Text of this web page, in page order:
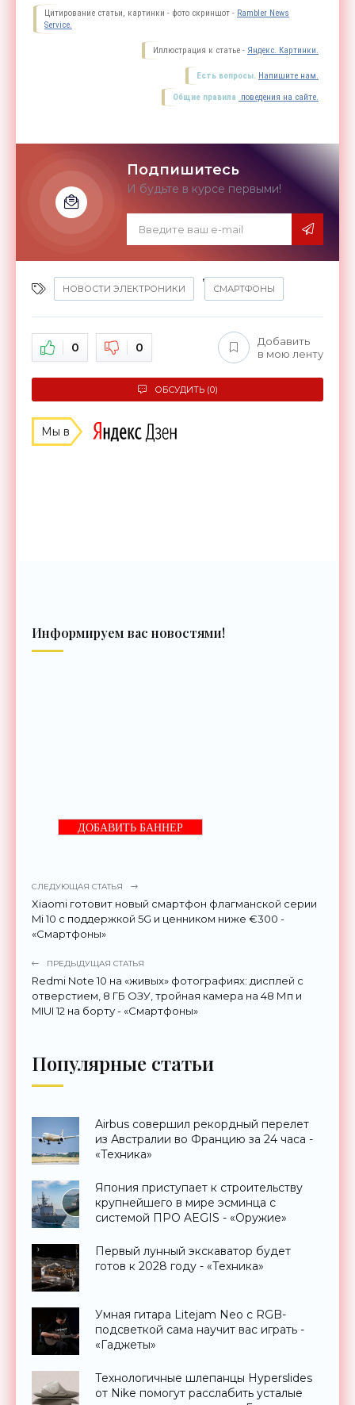
Цитирование статьи, картинки - фото скриншот - Rambler News
Service.
Иллюстрация к статье - Яндекс. Картинки.
Есть вопросы. Напишите нам.
Общие правила поведения на сайте.
Подпишитесь
И будьте в курсе первыми!
НОВОСТИ ЭЛЕКТРОНИКИ
,
СМАРТФОНЫ
0 0
Добавить
в мою ленту
ОБСУДИТЬ (0)
Мы в
Информируем вас новостями!
ДОБАВИТЬ БАННЕР
СЛЕДУЮЩАЯ СТАТЬЯ
Xiaomi готовит новый смартфон флагманской серии
Mi 10 с поддержкой 5G и ценником ниже €300 -
«Смартфоны»
ПРЕДЫДУЩАЯ СТАТЬЯ
Redmi Note 10 на «живых» фотографиях: дисплей с
отверстием, 8 ГБ ОЗУ, тройная камера на 48 Мп и
MIUI 12 на борту - «Смартфоны»
Популярные статьи
Airbus совершил рекордный перелет
из Австралии во Францию за 24 часа -
«Техника»
Япония приступает к строительству
крупнейшего в мире эсминца с
системой ПРО AEGIS - «Оружие»
Первый лунный экскаватор будет
готов к 2028 году - «Техника»
Умная гитара Litejam Neo с RGB-
подсветкой сама научит вас играть -
«Гаджеты»
Технологичные шлепанцы Hyperslides
от Nike помогут расслабить усталые